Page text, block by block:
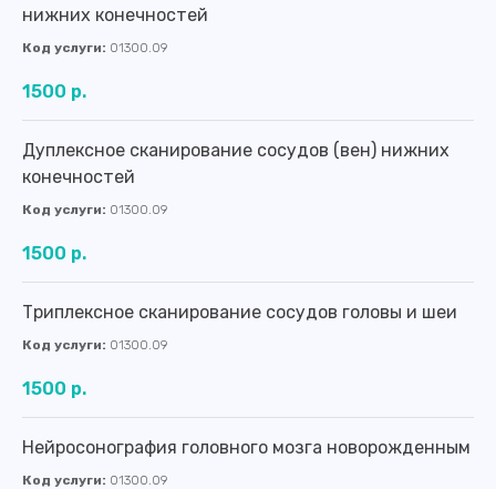
нижних конечностей
Код услуги: 01300.09
1500 р.
Дуплексное сканирование сосудов (вен) нижних
конечностей
Код услуги: 01300.09
1500 р.
Триплексное сканирование сосудов головы и шеи
Код услуги: 01300.09
1500 р.
Нейросонография головного мозга новорожденным
Код услуги: 01300.09